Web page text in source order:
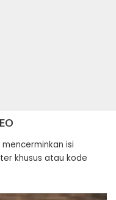
isi
khusus atau kode